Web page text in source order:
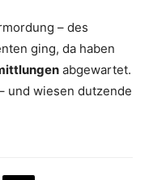
– des
ging, da haben
abgewartet.
und wiesen dutzende